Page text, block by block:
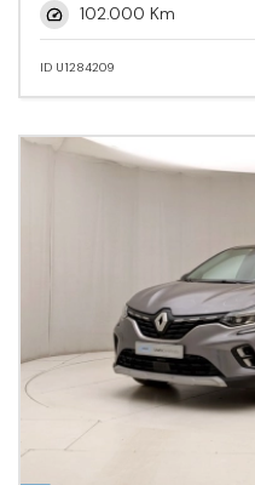
102.000 Km
ID U1284209